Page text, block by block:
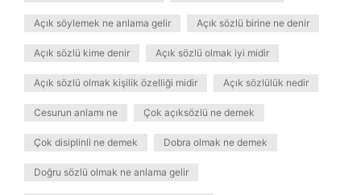
Açık söylemek ne anlama gelir Açık sözlü birine ne denir
Açık sözlü kime denir Açık sözlü olmak iyi midir
Açık sözlü olmak kişilik özelliği midir Açık sözlülük nedir
Cesurun anlamı ne Çok açıksözlü ne demek
Çok disiplinli ne demek Dobra olmak ne demek
Doğru sözlü olmak ne anlama gelir